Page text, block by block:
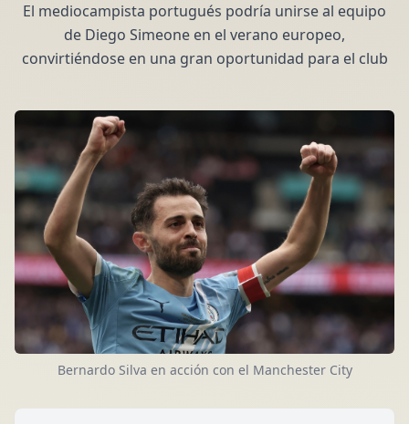
El mediocampista portugués podría unirse al equipo
de Diego Simeone en el verano europeo,
convirtiéndose en una gran oportunidad para el club
Bernardo Silva en acción con el Manchester City